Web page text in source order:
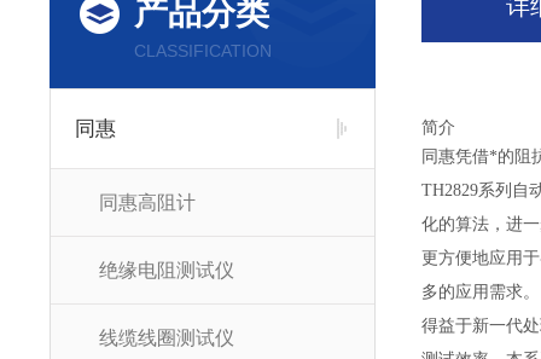
产品分类
CLASSIFICATION
同惠
同惠高阻计
绝缘电阻测试仪
线缆线圈测试仪
详
简介
同惠凭借*的阻
TH2829系列自
化的算法，进
更方便地应用
多的应用需求。
得益于新一代